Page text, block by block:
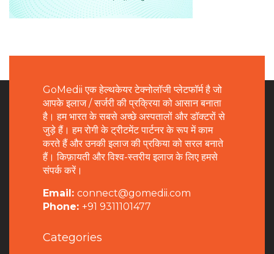
GoMedii एक हेल्थकेयर टेक्नोलॉजी प्लेटफॉर्म है जो
आपके इलाज / सर्जरी की प्रक्रिया को आसान बनाता
है। हम भारत के सबसे अच्छे अस्पतालों और डॉक्टरों से
जुड़े हैं। हम रोगी के ट्रीटमेंट पार्टनर के रूप में काम
करते हैं और उनकी इलाज की प्रकिया को सरल बनाते
हैं। किफ़ायती और विश्व-स्तरीय इलाज के लिए हमसे
संपर्क करें।
Email: connect@gomedii.com
Phone: +91 9311101477
Categories